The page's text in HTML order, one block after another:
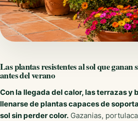
Las plantas resistentes al sol que ganan
antes del verano
Con la llegada del calor, las terrazas y
llenarse de plantas capaces de
sol sin perder color. Gazanias,